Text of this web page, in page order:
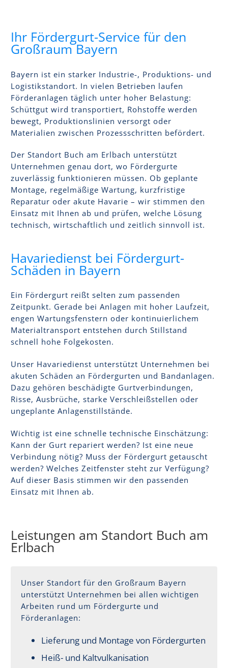
Ihr Fördergurt-Service für den
Großraum Bayern
Bayern ist ein starker Industrie-, Produktions- und
Logistikstandort. In vielen Betrieben laufen
Förderanlagen täglich unter hoher Belastung:
Schüttgut wird transportiert, Rohstoffe werden
bewegt, Produktionslinien versorgt oder
Materialien zwischen Prozessschritten befördert.
Der Standort Buch am Erlbach unterstützt
Unternehmen genau dort, wo Fördergurte
zuverlässig funktionieren müssen. Ob geplante
Montage, regelmäßige Wartung, kurzfristige
Reparatur oder akute Havarie – wir stimmen den
Einsatz mit Ihnen ab und prüfen, welche Lösung
technisch, wirtschaftlich und zeitlich sinnvoll ist.
Havariedienst bei Fördergurt-
Schäden in Bayern
Ein Fördergurt reißt selten zum passenden
Zeitpunkt. Gerade bei Anlagen mit hoher Laufzeit,
engen Wartungsfenstern oder kontinuierlichem
Materialtransport entstehen durch Stillstand
schnell hohe Folgekosten.
Unser Havariedienst unterstützt Unternehmen bei
akuten Schäden an Fördergurten und Bandanlagen.
Dazu gehören beschädigte Gurtverbindungen,
Risse, Ausbrüche, starke Verschleißstellen oder
ungeplante Anlagenstillstände.
Wichtig ist eine schnelle technische Einschätzung:
Kann der Gurt repariert werden? Ist eine neue
Verbindung nötig? Muss der Fördergurt getauscht
werden? Welches Zeitfenster steht zur Verfügung?
Auf dieser Basis stimmen wir den passenden
Einsatz mit Ihnen ab.
Leistungen am Standort Buch am
Erlbach
Unser Standort für den Großraum Bayern
unterstützt Unternehmen bei allen wichtigen
Arbeiten rund um Fördergurte und
Förderanlagen:
Lieferung und Montage von Fördergurten
Heiß- und Kaltvulkanisation